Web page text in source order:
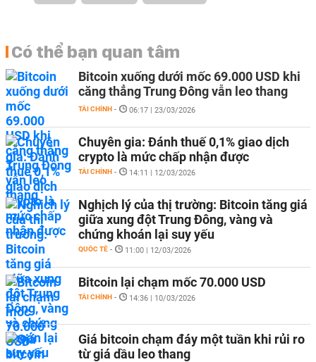
Có thể bạn quan tâm
Bitcoin xuống dưới mốc 69.000 USD khi
căng thẳng Trung Đông vẫn leo thang
TÀI CHÍNH - 06:17 | 23/03/2026
Chuyên gia: Đánh thuế 0,1% giao dịch
crypto là mức chấp nhận được
TÀI CHÍNH - 14:11 | 12/03/2026
Nghịch lý của thị trường: Bitcoin tăng giá
giữa xung đột Trung Đông, vàng và
chứng khoán lại suy yếu
QUỐC TẾ - 11:00 | 12/03/2026
Bitcoin lại chạm mốc 70.000 USD
TÀI CHÍNH - 14:36 | 10/03/2026
Giá bitcoin chạm đáy một tuần khi rủi ro
từ giá dầu leo thang